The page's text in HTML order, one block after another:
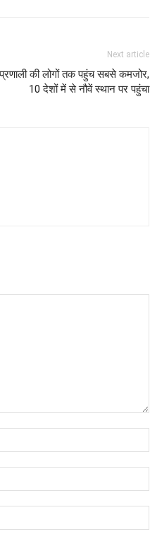
Next article
की लोगों तक पहुंच सबसे कमजोर,
10 देशों में से नौवें स्थान पर पहुंचा